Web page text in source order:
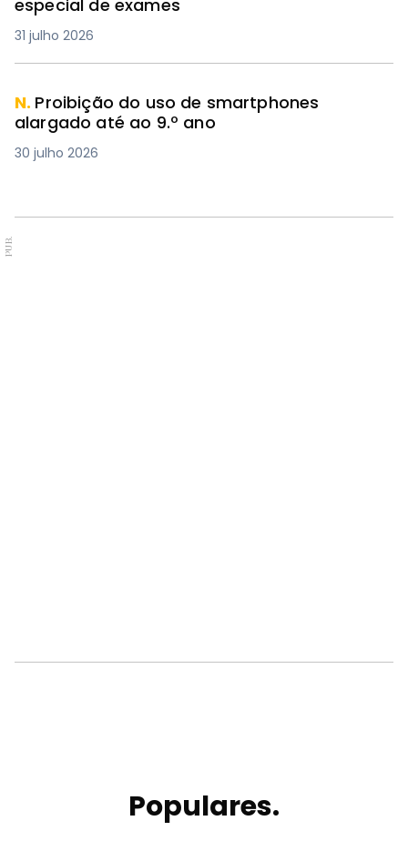
especial de exames
31 julho 2026
N. Proibição do uso de smartphones
alargado até ao 9.º ano
30 julho 2026
PUB.
Populares.